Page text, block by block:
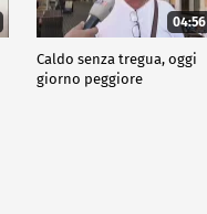
04:56
Caldo senza tregua, oggi
giorno peggiore